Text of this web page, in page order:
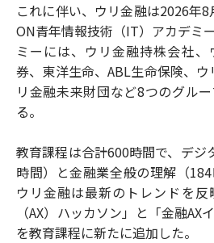
これに伴い、ウリ金融は2026年
ON青年情報技術（IT）アカデミ
ミーには、ウリ金融持株会社
券、東洋生命、ABL生命保険、
リ金融未来財団など8つのグル
る。
教育課程は合計600時間で、デジ
時間）と金融業全般の理解（184
ウリ金融は最新のトレンドを
（AX）ハッカソン」と「金融
を教育課程に新たに追加した。